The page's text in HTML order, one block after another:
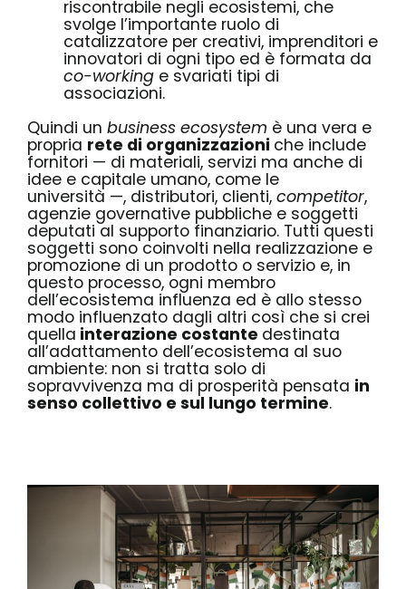
riscontrabile negli ecosistemi, che
svolge l’importante ruolo di
catalizzatore per creativi, imprenditori e
innovatori di ogni tipo ed è formata da
co-working e svariati tipi di
associazioni.
Quindi un business ecosystem è una vera e
propria rete di organizzazioni che include
fornitori — di materiali, servizi ma anche di
idee e capitale umano, come le
università —, distributori, clienti, competitor,
agenzie governative pubbliche e soggetti
deputati al supporto finanziario. Tutti questi
soggetti sono coinvolti nella realizzazione e
promozione di un prodotto o servizio e, in
questo processo, ogni membro
dell’ecosistema influenza ed è allo stesso
modo influenzato dagli altri così che si crei
quella interazione costante destinata
all’adattamento dell’ecosistema al suo
ambiente: non si tratta solo di
sopravvivenza ma di prosperità pensata in
senso collettivo e sul lungo termine.